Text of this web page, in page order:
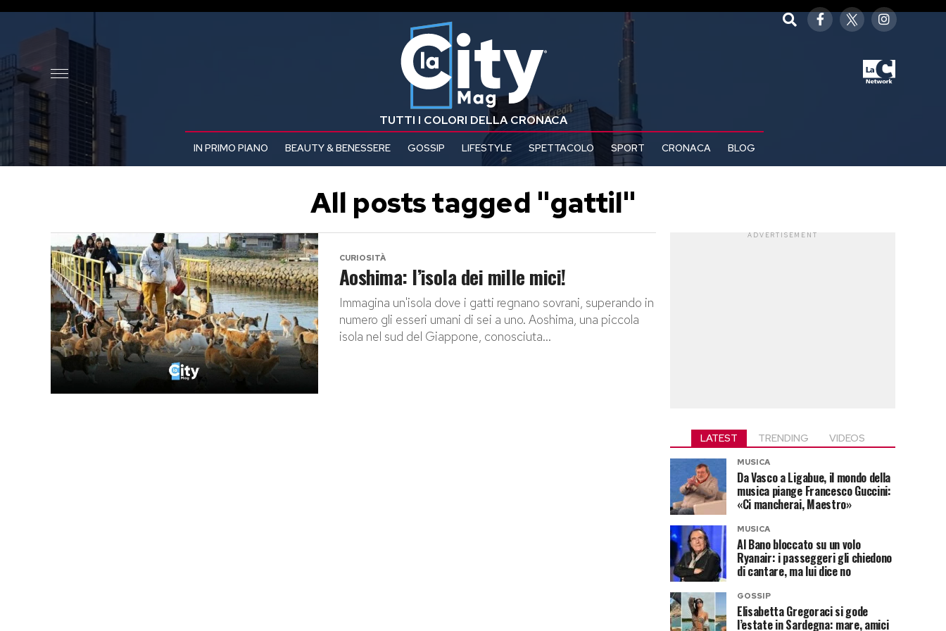
TUTTI I COLORI DELLA CRONACA
IN PRIMO PIANO BEAUTY & BENESSERE GOSSIP LIFESTYLE SPETTACOLO SPORT CRONACA BLOG
All posts tagged "gattil"
CURIOSITÀ
Aoshima: l’isola dei mille mici!
Immagina un'isola dove i gatti regnano sovrani, superando in
numero gli esseri umani di sei a uno. Aoshima, una piccola
isola nel sud del Giappone, conosciuta...
ADVERTISEMENT
LATEST TRENDING VIDEOS
MUSICA
Da Vasco a Ligabue, il mondo della
musica piange Francesco Guccini:
«Ci mancherai, Maestro»
MUSICA
Al Bano bloccato su un volo
Ryanair: i passeggeri gli chiedono
di cantare, ma lui dice no
GOSSIP
Elisabetta Gregoraci si gode
l’estate in Sardegna: mare, amici